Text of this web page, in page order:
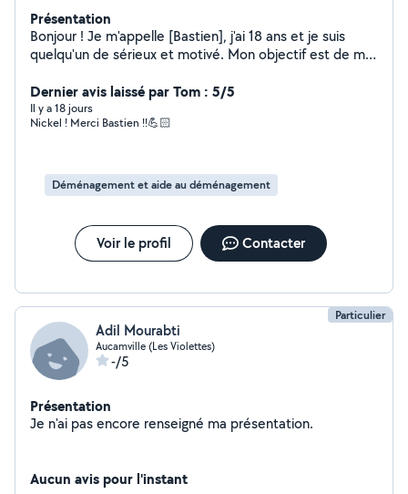
Présentation
Bonjour ! Je m'appelle [Bastien], j'ai 18 ans et je suis
quelqu'un de sérieux et motivé. Mon objectif est de me
Dernier avis laissé par Tom : 5/5
Il y a 18 jours
Nickel ! Merci Bastien !!💪🏻
Déménagement et aide au déménagement
Voir le profil Contacter
Particulier
Adil Mourabti
Aucamville (Les Violettes)
-/5
Présentation
Je n'ai pas encore renseigné ma présentation.
Aucun avis pour l'instant